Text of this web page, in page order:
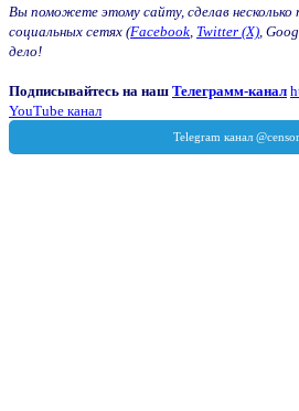
Вы поможете этому сайту, сделав несколько
социальных сетях (Facebook Twitter (X) ,
дело!
Подписывайтесь на наш Телеграмм-канал
YouTube канал